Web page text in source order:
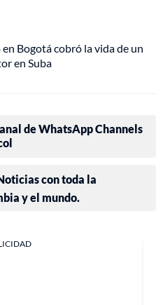
Bogotá cobró la vida de un
en Suba
de WhatsApp Channels
con toda la
y el mundo.